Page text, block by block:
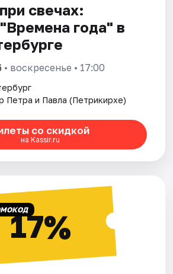
свечах:
года" в
• воскресенье • 17:00
Петра и Павла (Петрикирхе)
со скидкой
на Kassir.ru
17%